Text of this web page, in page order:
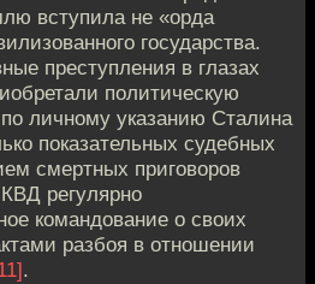
вступила не «орда
государства.
преступления в глазах
политическую
личному указанию Сталина
показательных судебных
смертных приговоров
регулярно
командование о своих
разбоя в отношении
.